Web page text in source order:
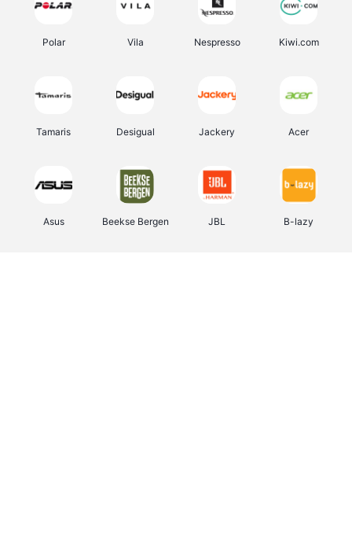
Polar Vila Nespresso Kiwi.com
Tamaris Desigual Jackery Acer
Asus Beekse Bergen JBL B-lazy